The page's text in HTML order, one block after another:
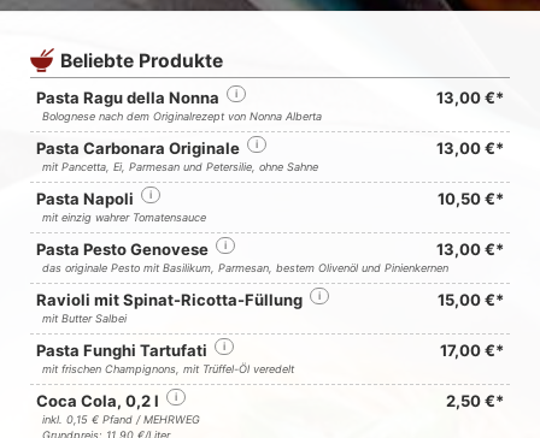
Beliebte Produkte
Pasta Ragu della Nonna i 13,00 €*
Bolognese nach dem Originalrezept von Nonna Alberta
Pasta Carbonara Originale i 13,00 €*
mit Pancetta, Ei, Parmesan und Petersilie, ohne Sahne
Pasta Napoli i 10,50 €*
mit einzig wahrer Tomatensauce
Pasta Pesto Genovese i 13,00 €*
das originale Pesto mit Basilikum, Parmesan, bestem Olivenöl und Pinienkernen
Ravioli mit Spinat-Ricotta-Füllung i 15,00 €*
mit Butter Salbei
Pasta Funghi Tartufati i 17,00 €*
mit frischen Champignons, mit Trüffel-Öl veredelt
Coca Cola, 0,2 l i 2,50 €*
inkl. 0,15 € Pfand / MEHRWEG
Grundpreis: 11,90 €/Liter